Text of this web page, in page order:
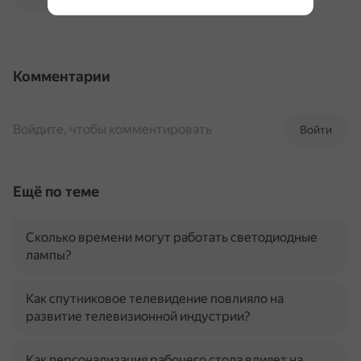
Комментарии
Войти
Войдите, чтобы комментировать
Ещё по теме
Сколько времени могут работать светодиодные
лампы?
Как спутниковое телевидение повлияло на
развитие телевизионной индустрии?